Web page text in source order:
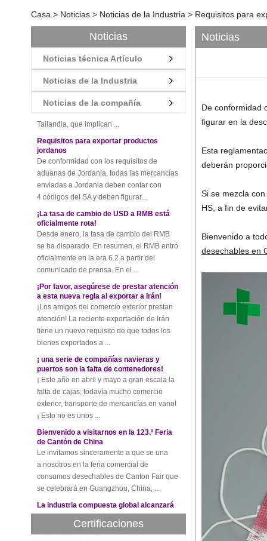
Casa > Noticias > Noticias de la Industria > Requisitos para
Noticias
Noticias técnica Artículo
Noticias de la Industria
Noticias de la compañía
dará lugar a altas multas!
lanzar la última regulación, todos los
Tailandia, que implican ...
Requisitos para exportar productos
De conformidad con los requisitos de
aduanas de Jordania, todas las mercancías
enviadas a Jordania deben contar con
4 códigos del SA y deben figurar...
¡La tasa de cambio de USD a RMB está
Desde enero, la tasa de cambio del RMB
se ha disparado. En resumen, el RMB entró
oficialmente en la era 6.2 a partir del
comunicado de prensa. En el ...
¡Por favor, asegúrese de prestar atención
a esta nueva regla al exportar a Irán!
¡Los amigos del comercio exterior prestan
atención! La reciente exportación de Irán
tiene un nuevo requisito de que todos los
bienes exportados a ...
¡ una serie de compañías navieras y
puertos son la falta de contenedores!
¡ Este año en abril y mayo a gran escala la
falta de cajas, todavía mucho comercio
exterior, transporte de mercancías en vano!
¡ Esto no es unos ...
Bienvenido a visitarnos en la 123.ª Feria
Le invitamos sinceramente a que se una
a nosotros en la feria comercial de
consumos desechables de Canton Fair que
se celebrará en Guangzhou, China, ...
La industria compuesta global alcanzará
Se espera que el mercado compuesto
global alcance los $39,1 mil millones por
2022, y se espera que la tasa de
Certificaciones
Noticias
De conformidad
figurar en la
Esta
deberán
Si se mezcla
HS, a fin de
Bienvenido a
desechables en